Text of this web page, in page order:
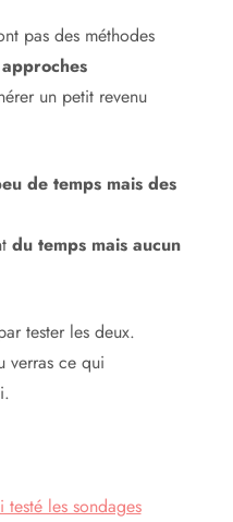
pas des méthodes
approches
un petit revenu
de temps mais des
du temps mais aucun
tester les deux.
verras ce qui
testé les sondages